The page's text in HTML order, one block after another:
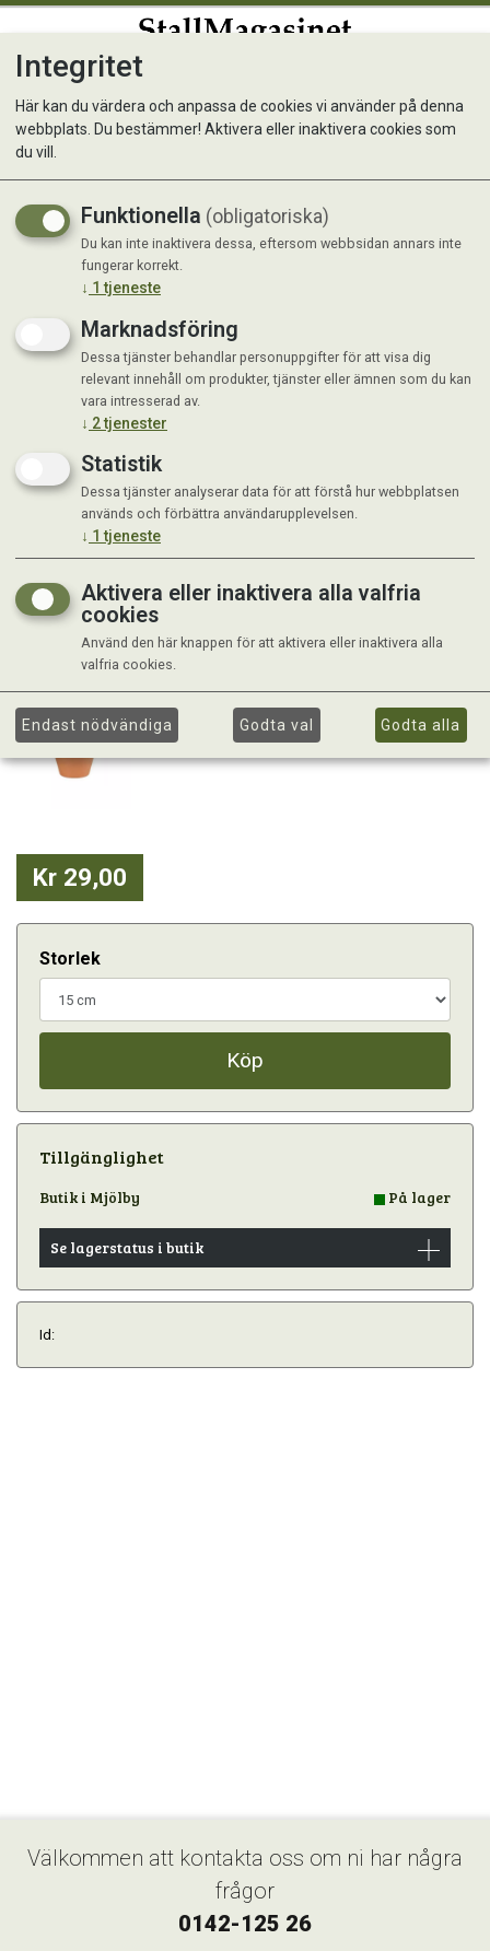
Lerkruka
Kr 29,00
Storlek
Köp
Tillgänglighet
Butik i Mjölby På lager
Se lagerstatus i butik
Id:
Välkommen att kontakta oss om ni har några
frågor
0142-125 26
Integritet
Här kan du värdera och anpassa de cookies vi använder på denna
webbplats. Du bestämmer! Aktivera eller inaktivera cookies som
du vill.
Funktionella (obligatoriska)
Du kan inte inaktivera dessa, eftersom webbsidan annars inte
fungerar korrekt.
↓ 1 tjeneste
Marknadsföring
Dessa tjänster behandlar personuppgifter för att visa dig
relevant innehåll om produkter, tjänster eller ämnen som du kan
vara intresserad av.
↓ 2tjenester
Statistik
Dessa tjänster analyserar data för att förstå hur webbplatsen
används och förbättra användarupplevelsen.
↓ 1 tjeneste
Aktivera eller inaktivera alla valfria
cookies
Använd den här knappen för att aktivera eller inaktivera alla
valfria cookies.
Endast nödvändiga Godta val Godta alla